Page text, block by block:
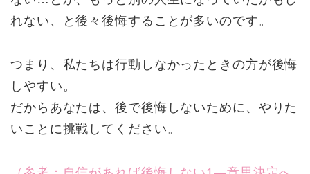
れない、と後々後悔することが多いのです。
つまり、私たちは行動しなかったときの方が後悔
しやすい。
だからあなたは、後で後悔しないために、やりた
いことに挑戦してください。